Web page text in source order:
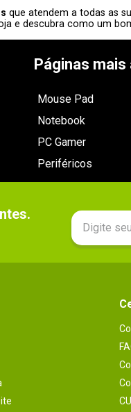
que atendem a todas as
e descubra como um
Páginas
Mouse Pad
Notebook
PC Gamer
Periféricos